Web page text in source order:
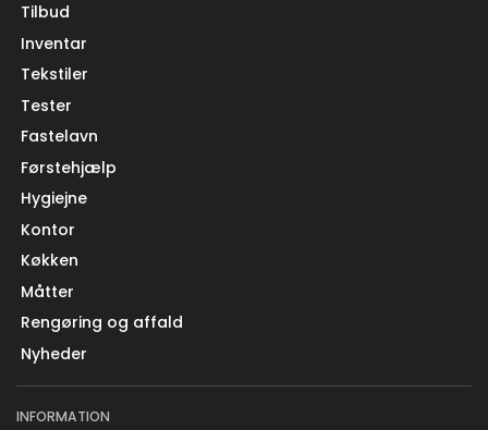
Tilbud
Inventar
Tekstiler
Tester
Fastelavn
Førstehjælp
Hygiejne
Kontor
Køkken
Måtter
Rengøring og affald
Nyheder
INFORMATION